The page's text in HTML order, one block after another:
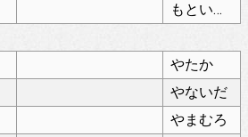
もといちば
やたか
やないだ
やまむろ